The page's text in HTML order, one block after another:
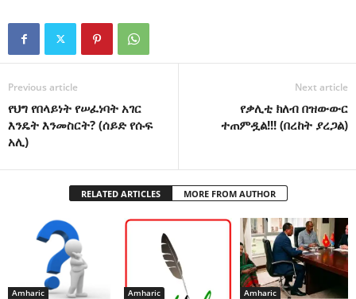
Previous article
የህግ የበላይነት የሠፈነባት አገር
እንዴት እንመስርት? (ሰይድ የሱፍ
አሊ)
Next article
የቃሊቲ ክለብ በዝውውር
ተጠምዷል!!! (በረከት ያረጋል)
RELATED ARTICLES MORE FROM AUTHOR
Amharic Amharic Amharic